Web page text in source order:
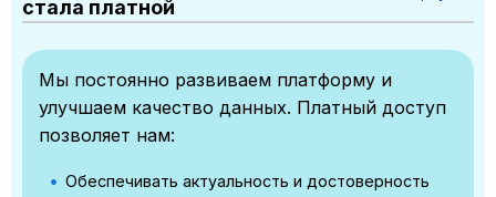
стала платной
Мы постоянно развиваем платформу и
улучшаем качество данных. Платный доступ
позволяет нам:
Обеспечивать актуальность и достоверность